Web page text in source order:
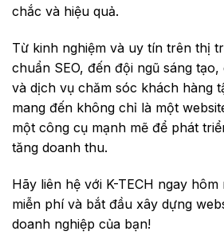
chắc và hiệu quả.
Từ kinh nghiệm và uy tín trên thị
chuẩn SEO, đến đội ngũ sáng
và dịch vụ chăm sóc khách hàng
mang đến không chỉ là một
một công cụ mạnh mẽ để phát
tăng doanh thu.
Hãy liên hệ với K-TECH ngay
miễn phí và bắt đầu xây dựng
doanh nghiệp của bạn!